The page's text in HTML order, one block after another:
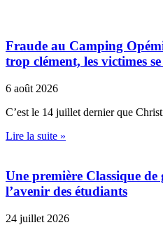
Fraude au Camping
trop clément, les victimes
6 août 2026
C’est le 14 juillet dernier que
Lire la suite »
Une première Classique
l’avenir des étudiants
24 juillet 2026